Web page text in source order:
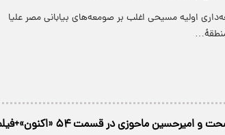
اولیه مسیحی اغلب بر صومعه‌های بیابانی مصر علیا
ماحوزی در قسمت ۵۴ «اکنون»+فیلم